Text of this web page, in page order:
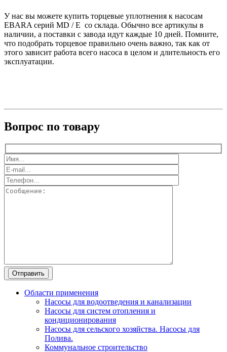
У нас вы можете купить торцевые уплотнения к насосам
EBARA серий MD / E со склада. Обычно все артикулы в
наличии, а поставки с завода идут каждые 10 дней. Помните,
что подобрать торцевое правильно очень важно, так как от
этого зависит работа всего насоса в целом и длительность его
эксплуатации.
Вопрос по товару
Области применения
Насосы для водоотведения и канализации
Насосы для систем отопления и
кондиционирования
Насосы для сельского хозяйства. Насосы для
Полива.
Коммунальное строительство